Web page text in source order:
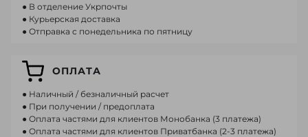
● В отделение Укрпочты
● Курьерская доставка
● Отправка с понедельника по пятницу
ОПЛАТА
● Наличный / безналичный расчет
● При получении / предоплата
● Оплата частями для клиентов Монобанка (3 платежа)
● Оплата частями для клиентов Приватбанка (2-3 платежа)